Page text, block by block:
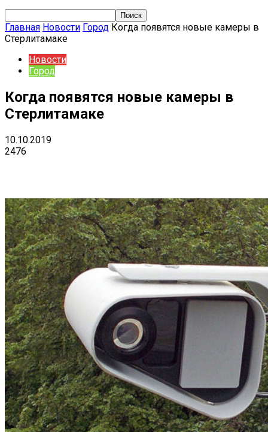
Главная Новости Город Когда появятся новые камеры в
Стерлитамаке
Новости
Город
Когда появятся новые камеры в
Стерлитамаке
10.10.2019
2476